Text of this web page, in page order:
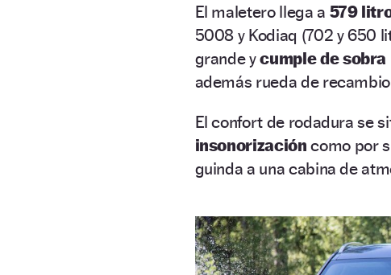
El maletero llega a 579
5008 y Kodiaq (702 y 650
grande ycumple de
además rueda de
El confort de rodadura se
insonorización como por
guinda a una cabina de